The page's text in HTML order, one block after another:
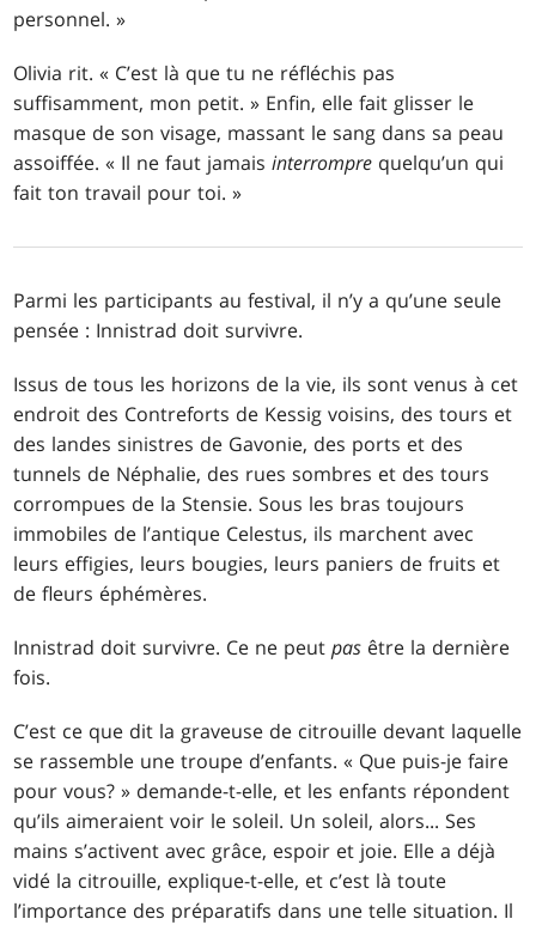
personnel. »
Olivia rit. « C’est là que tu ne réfléchis pas
suffisamment, mon petit. » Enfin, elle fait glisser le
masque de son visage, massant le sang dans sa peau
assoiffée. « Il ne faut jamaisinterrompre quelqu’un qui
fait ton travail pour toi. »
Parmi les participants au festival, il n’y a qu’une seule
pensée : Innistrad doit survivre.
Issus de tous les horizons de la vie, ils sont venus à cet
endroit des Contreforts de Kessig voisins, des tours et
des landes sinistres de Gavonie, des ports et des
tunnels de Néphalie, des rues sombres et des tours
corrompues de la Stensie. Sous les bras toujours
immobiles de l’antique Celestus, ils marchent avec
leurs effigies, leurs bougies, leurs paniers de fruits et
de fleurs éphémères.
Innistrad doit survivre. Ce ne peutpas être la dernière
fois.
C’est ce que dit la graveuse de citrouille devant laquelle
se rassemble une troupe d’enfants. « Que puis-je faire
pour vous? » demande-t-elle, et les enfants répondent
qu’ils aimeraient voir le soleil. Un soleil, alors... Ses
mains s’activent avec grâce, espoir et joie. Elle a déjà
vidé la citrouille, explique-t-elle, et c’est là toute
l’importance des préparatifs dans une telle situation. Il